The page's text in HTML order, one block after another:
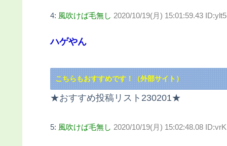
4: 風吹けば毛無し 2020/10/19(月) 15:01:59.43
ハゲやん
こちらもおすすめです！（外部サイト）
★おすすめ投稿リスト230201★
5: 風吹けば毛無し 2020/10/19(月) 15:02:48.08